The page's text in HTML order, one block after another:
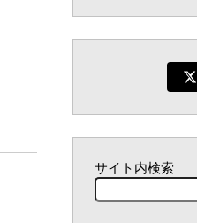
サイト内検索